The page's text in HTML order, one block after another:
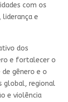
com os
liderança e
dos
e fortalecer o
gênero e o
global, regional
e violência